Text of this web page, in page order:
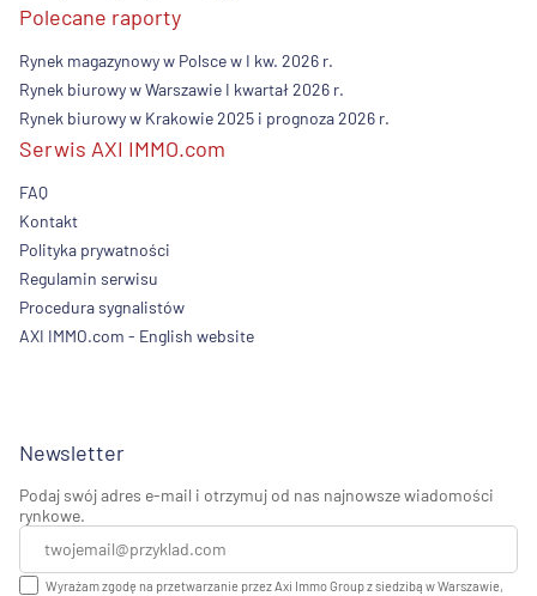
Polecane raporty
Rynek magazynowy w Polsce w I kw. 2026 r.
Rynek biurowy w Warszawie I kwartał 2026 r.
Rynek biurowy w Krakowie 2025 i prognoza 2026 r.
Serwis AXI IMMO.com
FAQ
Kontakt
Polityka prywatności
Regulamin serwisu
Procedura sygnalistów
AXI IMMO.com - English website
Newsletter
Podaj swój adres e-mail i otrzymuj od nas najnowsze wiadomości
rynkowe.
Wyrażam zgodę na przetwarzanie przez Axi Immo Group z siedzibą w Warszawie,